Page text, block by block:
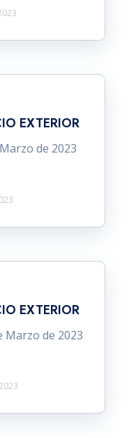
EXTERIOR
de 2023
EXTERIOR
Marzo de 2023